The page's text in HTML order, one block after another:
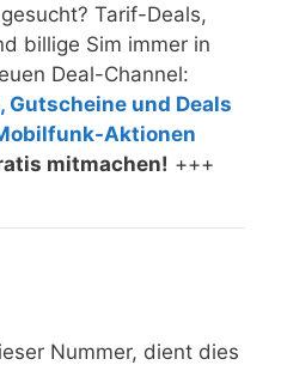
Tarif-Deals,
billige Sim immer in
Deal-Channel:
und Deals
Aktionen
mitmachen! +++
Nummer, dient dies